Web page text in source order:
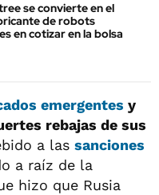
se convierte en el
de robots
en cotizar en la bolsa
emergentes y
rebajas de sus
a las sanciones
a raíz de la
hizo que Rusia